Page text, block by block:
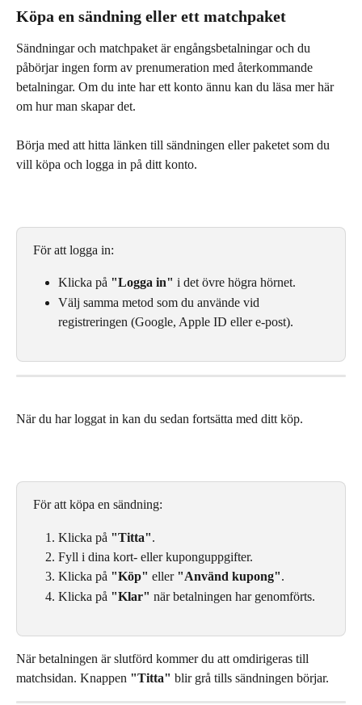
Köpa en sändning eller ett matchpaket
Sändningar och matchpaket är engångsbetalningar och du
påbörjar ingen form av prenumeration med återkommande
betalningar. Om du inte har ett konto ännu kan du läsa mer här
om hur man skapar det.
Börja med att hitta länken till sändningen eller paketet som du
vill köpa och logga in på ditt konto.
För att logga in:
Klicka på "Logga in" i det övre högra hörnet.
Välj samma metod som du använde vid
registreringen (Google, Apple ID eller e-post).
När du har loggat in kan du sedan fortsätta med ditt köp.
För att köpa en sändning:
Klicka på "Titta".
Fyll i dina kort- eller kuponguppgifter.
Klicka på "Köp" eller "Använd kupong".
Klicka på "Klar" när betalningen har genomförts.
När betalningen är slutförd kommer du att omdirigeras till
matchsidan. Knappen "Titta" blir grå tills sändningen börjar.